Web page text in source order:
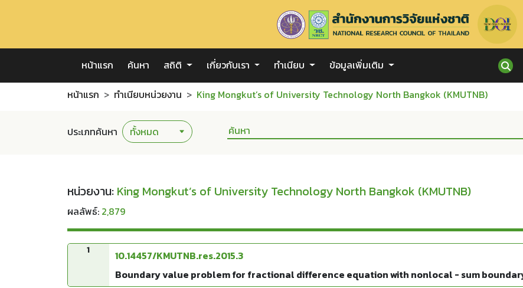
หน้าแรก ค้นหา สถิติ เกี่ยวกับเรา ทำเนียบ ข้อมูลเพิ่มเติม
หน้าแรก ทำเนียบหน่วยงาน King Mongkut’s of University Technology North Bangkok (KMUTNB)
ประเภทค้นหา
หน่วยงาน: King Mongkut’s of University Technology North Bangkok (KMUTNB)
ผลลัพธ์: 2,879
1 10.14457/KMUTNB.res.2015.3
Boundary value problem for fractional difference equation with nonlocal - sum